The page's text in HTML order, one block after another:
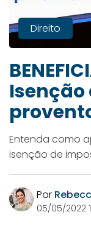
Direito
Isenção
Entenda como
isenção de
Por
05/05/2022